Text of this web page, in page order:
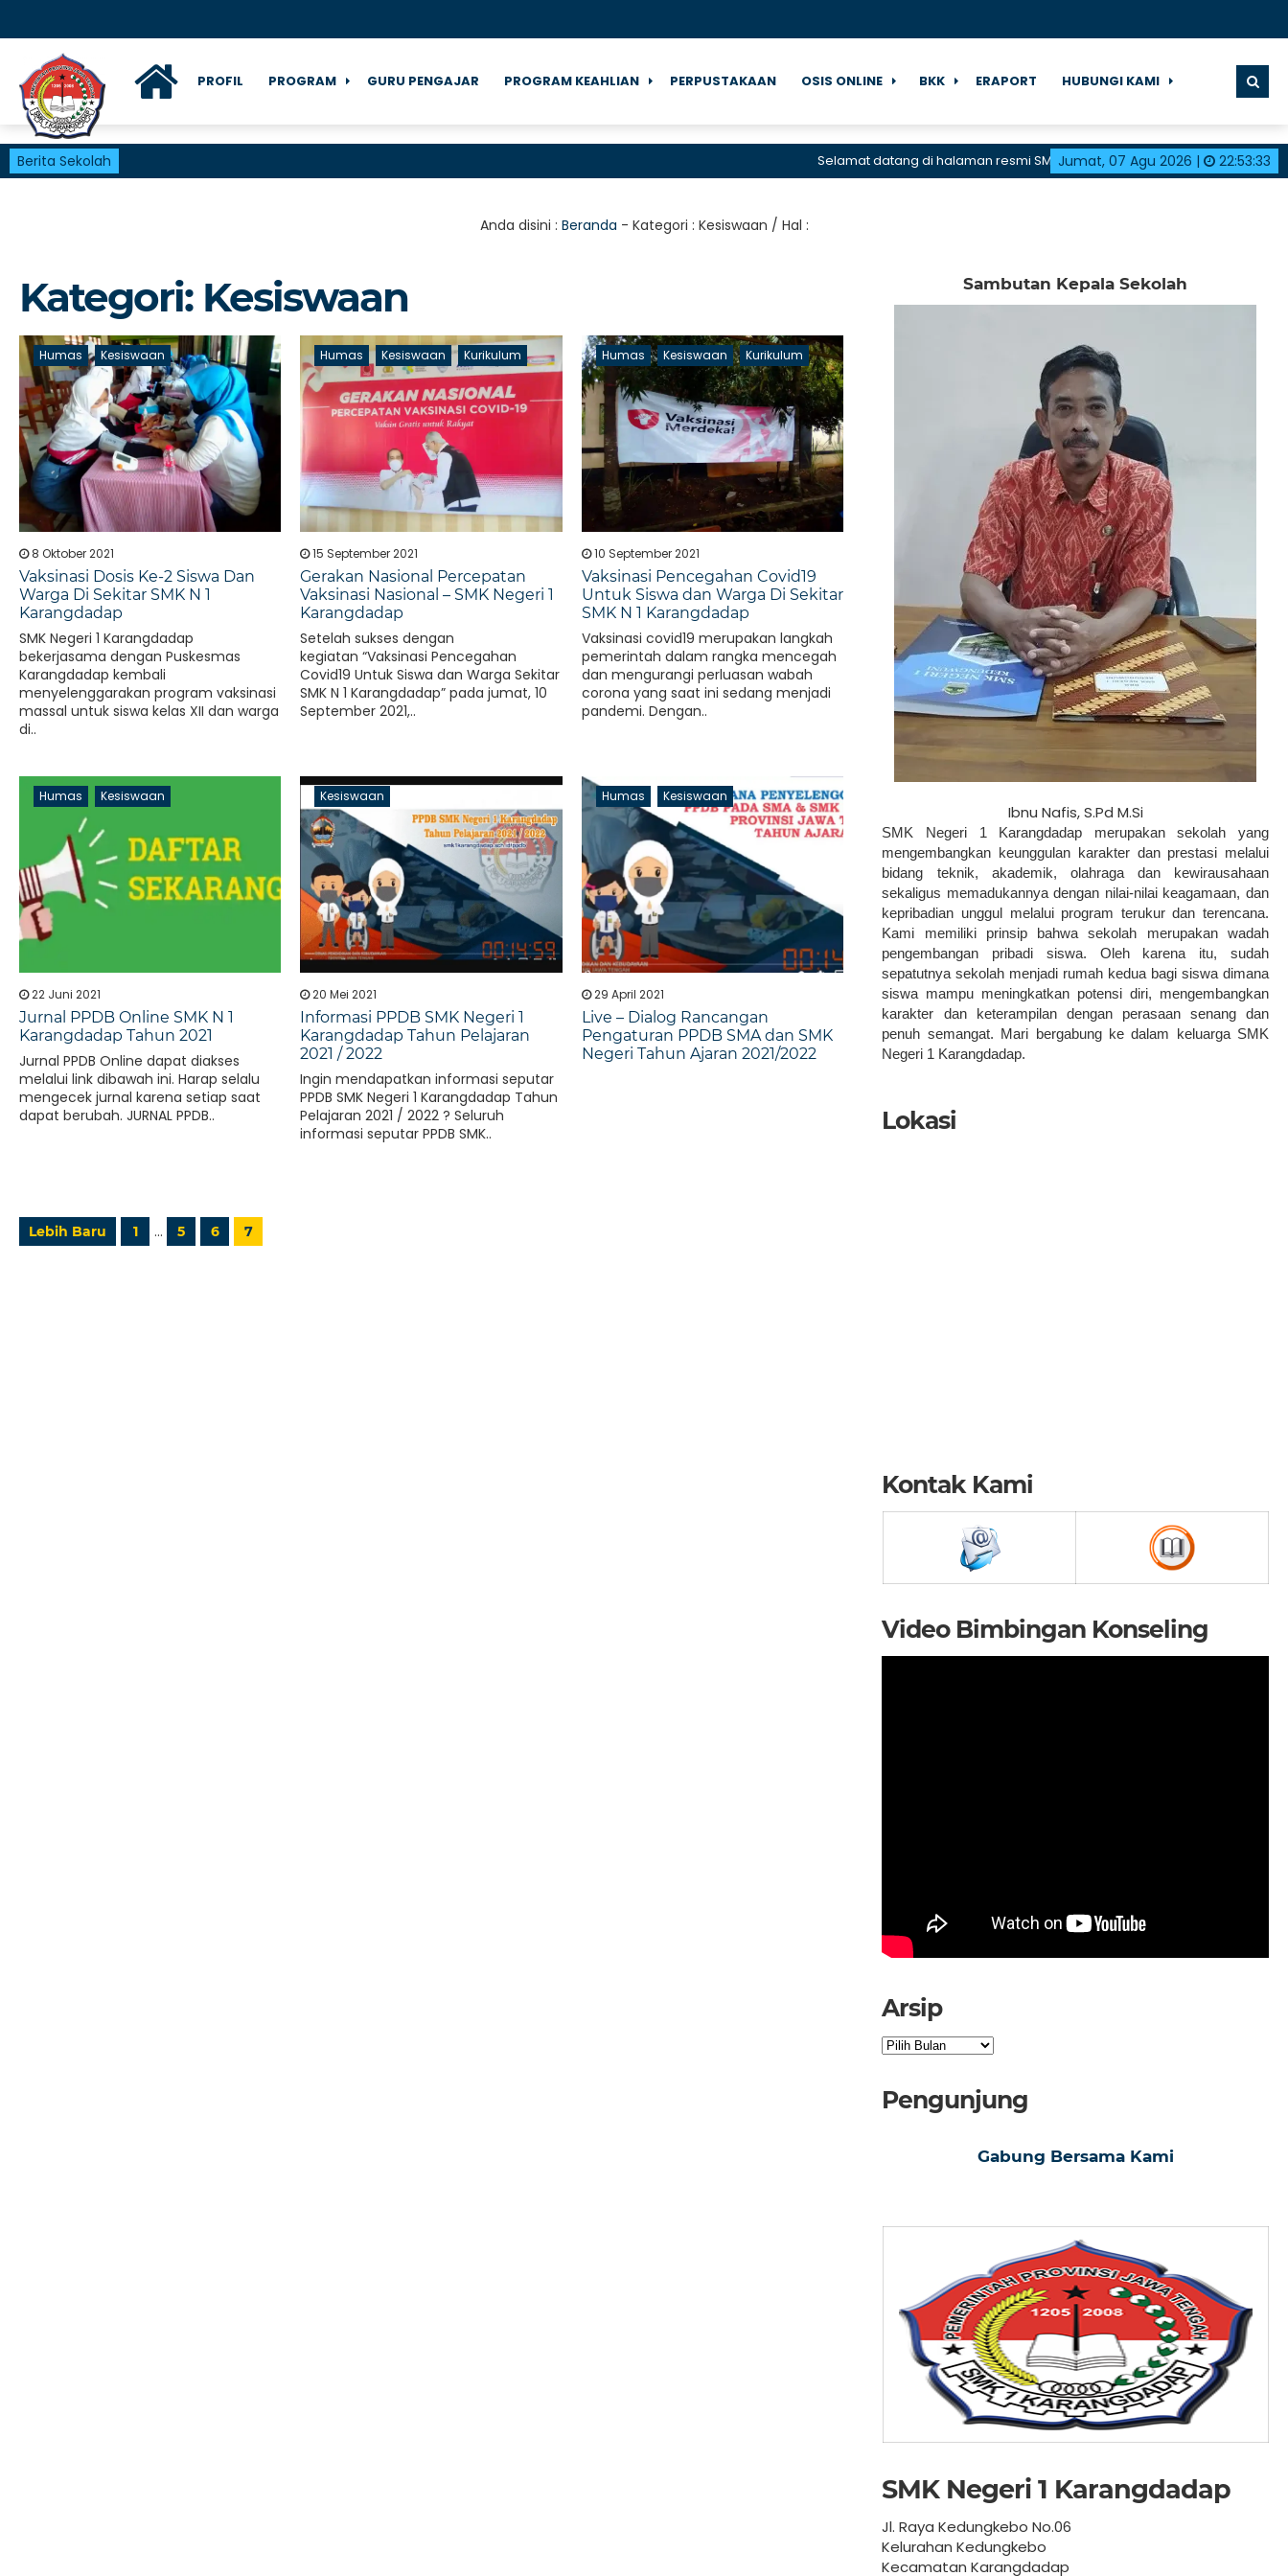
PROFIL PROGRAM GURU PENGAJAR PROGRAM KEAHLIAN PERPUSTAKAAN OSIS ONLINE BKK ERAPORT HUBUNGI KAMI
Berita Sekolah Jumat, 07 Agu 2026| 22:53:34
Selamat datang di halaman resmi SMK Negeri 1 Karangdadap
Anda disini : Beranda - Kategori : Kesiswaan / Hal :
Kategori: Kesiswaan
Humas Kesiswaan
8 Oktober 2021
Vaksinasi Dosis Ke-2 Siswa Dan
Warga Di Sekitar SMK N 1
Karangdadap
SMK Negeri 1 Karangdadap
bekerjasama dengan Puskesmas
Karangdadap kembali
menyelenggarakan program vaksinasi
massal untuk siswa kelas XII dan warga
di..
Humas Kesiswaan Kurikulum
15 September 2021
Gerakan Nasional Percepatan
Vaksinasi Nasional – SMK Negeri 1
Karangdadap
Setelah sukses dengan
kegiatan “Vaksinasi Pencegahan
Covid19 Untuk Siswa dan Warga Sekitar
SMK N 1 Karangdadap” pada jumat, 10
September 2021,..
Humas Kesiswaan Kurikulum
10 September 2021
Vaksinasi Pencegahan Covid19
Untuk Siswa dan Warga Di Sekitar
SMK N 1 Karangdadap
Vaksinasi covid19 merupakan langkah
pemerintah dalam rangka mencegah
dan mengurangi perluasan wabah
corona yang saat ini sedang menjadi
pandemi. Dengan..
Humas Kesiswaan
22 Juni 2021
Jurnal PPDB Online SMK N 1
Karangdadap Tahun 2021
Jurnal PPDB Online dapat diakses
melalui link dibawah ini. Harap selalu
mengecek jurnal karena setiap saat
dapat berubah. JURNAL PPDB..
Kesiswaan
20 Mei 2021
Informasi PPDB SMK Negeri 1
Karangdadap Tahun Pelajaran
2021 / 2022
Ingin mendapatkan informasi seputar
PPDB SMK Negeri 1 Karangdadap Tahun
Pelajaran 2021 / 2022 ? Seluruh
informasi seputar PPDB SMK..
Humas Kesiswaan
29 April 2021
Live – Dialog Rancangan
Pengaturan PPDB SMA dan SMK
Negeri Tahun Ajaran 2021/2022
Lebih Baru 1 … 5 6 7
Sambutan Kepala Sekolah
Ibnu Nafis, S.Pd M.Si
SMK Negeri 1 Karangdadap merupakan sekolah yang
mengembangkan keunggulan karakter dan prestasi melalui
bidang teknik, akademik, olahraga dan kewirausahaan
sekaligus memadukannya dengan nilai-nilai keagamaan, dan
kepribadian unggul melalui program terukur dan terencana.
Kami memiliki prinsip bahwa sekolah merupakan wadah
pengembangan pribadi siswa. Oleh karena itu, sudah
sepatutnya sekolah menjadi rumah kedua bagi siswa dimana
siswa mampu meningkatkan potensi diri, mengembangkan
karakter dan keterampilan dengan perasaan senang dan
penuh semangat. Mari bergabung ke dalam keluarga SMK
Negeri 1 Karangdadap.
Lokasi
Kontak Kami
Video Bimbingan Konseling
Arsip
Arsip
Pengunjung
Gabung Bersama Kami
SMK Negeri 1 Karangdadap
Jl. Raya Kedungkebo No.06
Kelurahan Kedungkebo
Kecamatan Karangdadap